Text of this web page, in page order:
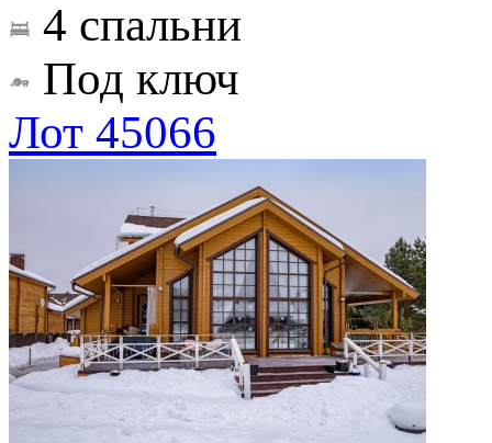
4 спальни
Под ключ
Лот 45066